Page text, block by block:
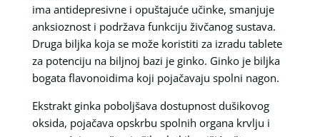
ima antidepresivne i opuštajuće učinke, smanjuje
anksioznost i podržava funkciju živčanog sustava.
Druga biljka koja se može koristiti za izradu tablete
za potenciju na biljnoj bazi je ginko. Ginko je biljka
bogata flavonoidima koji pojačavaju spolni nagon.
Ekstrakt ginka poboljšava dostupnost dušikovog
oksida, pojačava opskrbu spolnih organa krvlju i